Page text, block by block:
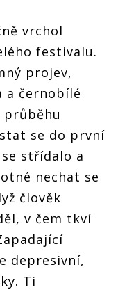
vrchol
festivalu.
projev,
a černobílé
průběhu
se do první
střídalo a
nechat se
člověk
v čem tkví
depresivní,
Ti